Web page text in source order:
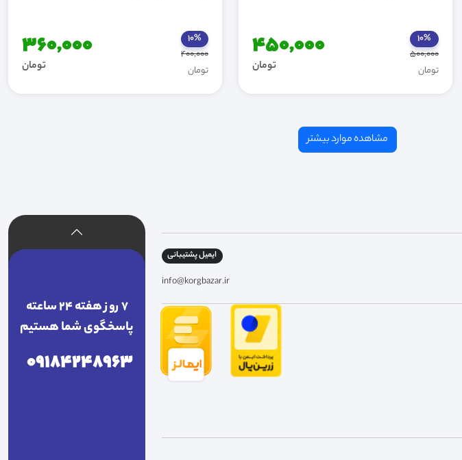
10%
500,000
تومان
450,000
تومان
10%
400,000
تومان
360,000
تومان
ایمیل پشتیبانی
info@korgbazar.ir
7 روز هفته 24 ساعته
پاسخگوی شما هستیم
09184248963